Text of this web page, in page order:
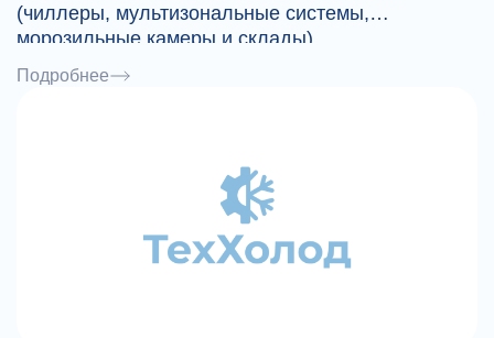
(чиллеры, мультизональные системы,
морозильные камеры и склады).
медицинские центры, складские и
Подробнее